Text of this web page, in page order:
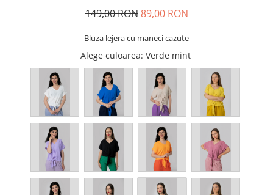
149,00 RON 89,00 RON
Bluza lejera cu maneci cazute
Alege culoarea: Verde mint